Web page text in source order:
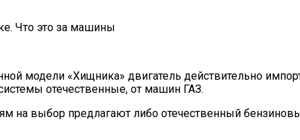
модели «Хищника» двигатель действительно
отечественные, от машин ГАЗ.
на выбор предлагают либо отечественный